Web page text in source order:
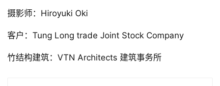
摄影师：Hiroyuki Oki
客户：Tung Long trade Joint Stock Company
竹结构建筑：VTN Architects 建筑事务所